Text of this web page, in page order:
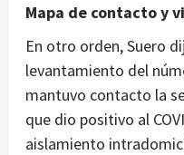
Mapa de contacto y
En otro orden, Suero
levantamiento del
mantuvo contacto la
que dio positivo al
aislamiento